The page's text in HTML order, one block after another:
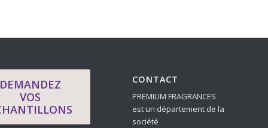
DEMANDEZ
VOS
CONTACT
PREMIUM FRAGRANCES
est un département de la
société